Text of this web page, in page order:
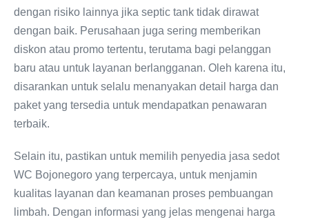
dengan risiko lainnya jika septic tank tidak dirawat
dengan baik. Perusahaan juga sering memberikan
diskon atau promo tertentu, terutama bagi pelanggan
baru atau untuk layanan berlangganan. Oleh karena itu,
disarankan untuk selalu menanyakan detail harga dan
paket yang tersedia untuk mendapatkan penawaran
terbaik.
Selain itu, pastikan untuk memilih penyedia jasa sedot
WC Bojonegoro yang terpercaya, untuk menjamin
kualitas layanan dan keamanan proses pembuangan
limbah. Dengan informasi yang jelas mengenai harga